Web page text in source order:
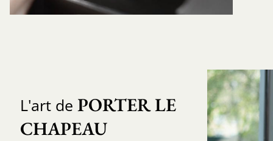
L'art de PORTER LE
CHAPEAU